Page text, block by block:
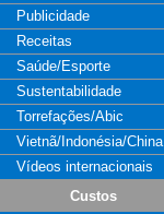
Publicidade
Receitas
Saúde/Esporte
Sustentabilidade
Torrefações/Abic
Vietnã/Indonésia/China
Vídeos internacionais
Custos